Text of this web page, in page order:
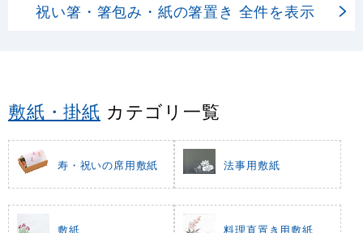
祝い箸・箸包み・紙の箸置き 全件を表示
敷紙・掛紙 カテゴリ一覧
寿・祝いの席用敷紙 法事用敷紙
敷紙 料理直置き用敷紙